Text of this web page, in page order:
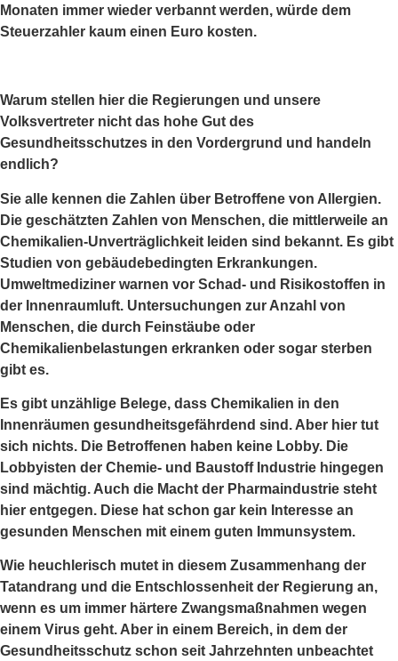
Monaten immer wieder verbannt werden, würde dem
Steuerzahler kaum einen Euro kosten.
Warum stellen hier die Regierungen und unsere
Volksvertreter nicht das hohe Gut des
Gesundheitsschutzes in den Vordergrund und handeln
endlich?
Sie alle kennen die Zahlen über Betroffene von Allergien.
Die geschätzten Zahlen von Menschen, die mittlerweile an
Chemikalien-Unverträglichkeit leiden sind bekannt. Es gibt
Studien von gebäudebedingten Erkrankungen.
Umweltmediziner warnen vor Schad- und Risikostoffen in
der Innenraumluft. Untersuchungen zur Anzahl von
Menschen, die durch Feinstäube oder
Chemikalienbelastungen erkranken oder sogar sterben
gibt es.
Es gibt unzählige Belege, dass Chemikalien in den
Innenräumen gesundheitsgefährdend sind. Aber hier tut
sich nichts. Die Betroffenen haben keine Lobby. Die
Lobbyisten der Chemie- und Baustoff Industrie hingegen
sind mächtig. Auch die Macht der Pharmaindustrie steht
hier entgegen. Diese hat schon gar kein Interesse an
gesunden Menschen mit einem guten Immunsystem.
Wie heuchlerisch mutet in diesem Zusammenhang der
Tatandrang und die Entschlossenheit der Regierung an,
wenn es um immer härtere Zwangsmaßnahmen wegen
einem Virus geht. Aber in einem Bereich, in dem der
Gesundheitsschutz schon seit Jahrzehnten unbeachtet